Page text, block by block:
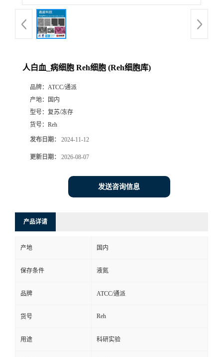
人白血_病细胞 Reh细胞 (Reh细胞库)
品牌： ATCC/通派
产地：
国内
型号： 复苏/冻存
货号： Reh
发布日期： 2024-11-12
更新日期： 2026-08-07
发送咨询信息
产品详请
产地 国内
保存条件 液氮
品牌 ATCC/通派
货号 Reh
用途 科研实验